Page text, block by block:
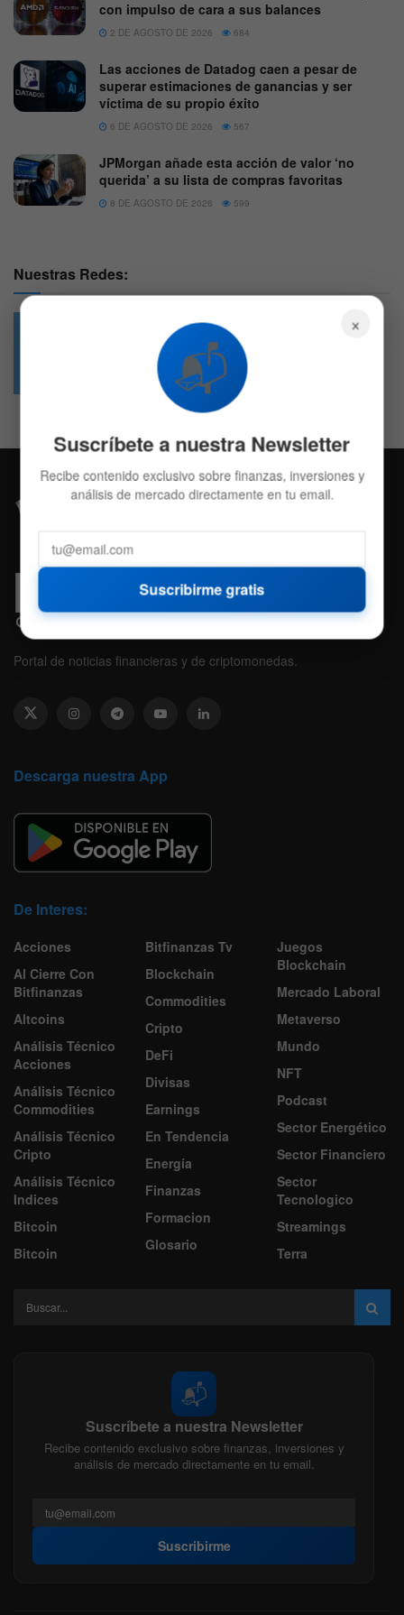
con impulso de cara a sus balances
2 DE AGOSTO DE 2026 684
Las acciones de Datadog caen a pesar de
superar estimaciones de ganancias y ser
víctima de su propio éxito
6 DE AGOSTO DE 2026 567
JPMorgan añade esta acción de valor ‘no
querida’ a su lista de compras favoritas
8 DE AGOSTO DE 2026 599
Nuestras Redes:
4.7k
Followers
Portal de noticias financieras y de criptomonedas.
Descarga nuestra App
De Interes:
Acciones
Al Cierre Con
Bitfinanzas
Altcoins
Análisis Técnico
Acciones
Análisis Técnico
Commodities
Análisis Técnico
Cripto
Análisis Técnico
Indices
Bitcoin
Bitcoin
Bitfinanzas Tv
Blockchain
Commodities
Cripto
DeFi
Divisas
Earnings
En Tendencia
Energía
Finanzas
Formacion
Glosario
Juegos
Blockchain
Mercado Laboral
Metaverso
Mundo
NFT
Podcast
Sector Energético
Sector Financiero
Sector
Tecnologico
Streamings
Terra
📬
Suscríbete a nuestra Newsletter
Recibe contenido exclusivo sobre finanzas, inversiones y
análisis de mercado directamente en tu email.
Suscribirme
×
📬
Suscríbete a nuestra Newsletter
Recibe contenido exclusivo sobre finanzas, inversiones y
análisis de mercado directamente en tu email.
Suscribirme gratis